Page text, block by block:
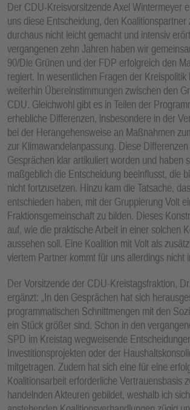
Der CDU-Kreisvorsitzende Axel Wintermeyer
uns diese Entscheidung, den Koalitionspartner
durchaus nicht leicht gemacht und intensiv
vergangenen zehn Jahren haben wir
90/Die Grünen und der FDP erfolgreich den
regiert. In wesentlichen Fragen der Kreispolitik
weiterhin Übereinstimmungen zwischen den
CDU. Gleichwohl gibt es in Teilen der
erhebliche Differenzen, insbesondere in der
bei der Herangehensweise an Maßnahmen
zur Klimawandelanpassung. Diese
Gesprächen klar artikuliert worden und haben
maßgeblich die Entscheidung beeinflusst, die
nicht fortzusetzen. Hinzu kam die Tatsache,
entschieden haben, mit der Gruppierung Volt
Fraktionsgemeinschaft zu bilden. Dieses
auf, wie die praktische Arbeit in einer solchen
aussehen soll. Eine Koalition mit Volt als
viertem Partner kommt für uns allerdings nicht
Der Vorsitzende der CDU-Kreistagsfraktion,
ergänzt: „In den Gesprächen hat sich
programmatischen Schnittmengen mit den
ein Stück größer sind. Schon in den
SPD im Kreistag wegweisende
Investitionsprojekten oder der
mitgetragen. Zudem hat sich eine für eine
Koalitionsarbeit erforderliche Vertrauensbasis
handelnden Akteuren gebildet, weshalb ich